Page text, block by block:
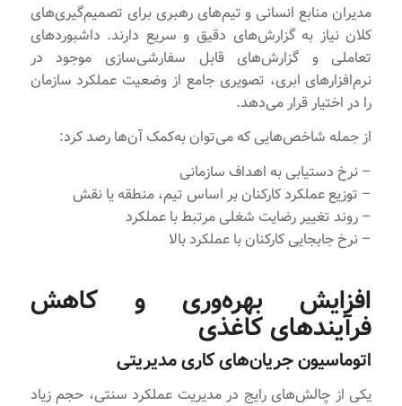
مدیران منابع انسانی و تیم‌های رهبری برای تصمیم‌گیری‌های
کلان نیاز به گزارش‌های دقیق و سریع دارند. داشبوردهای
تعاملی و گزارش‌های قابل سفارشی‌سازی موجود در
نرم‌افزارهای ابری، تصویری جامع از وضعیت عملکرد سازمان
را در اختیار قرار می‌دهد.
از جمله شاخص‌هایی که می‌توان به‌کمک آن‌ها رصد کرد:
– نرخ دستیابی به اهداف سازمانی
– توزیع عملکرد کارکنان بر اساس تیم، منطقه یا نقش
– روند تغییر رضایت شغلی مرتبط با عملکرد
– نرخ جابجایی کارکنان با عملکرد بالا
افزایش بهره‌وری و کاهش
فرآیندهای کاغذی
اتوماسیون جریان‌های کاری مدیریتی
یکی از چالش‌های رایج در مدیریت عملکرد سنتی، حجم زیاد